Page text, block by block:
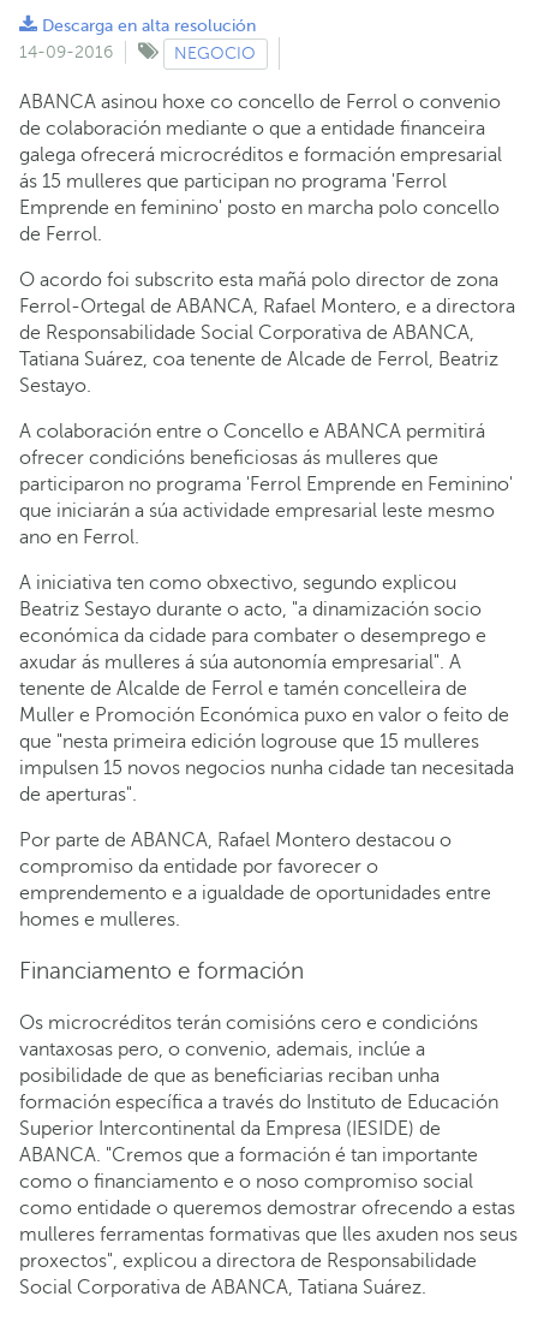
Descarga en alta resolución
14-09-2016
NEGOCIO
ABANCA asinou hoxe co concello de Ferrol o convenio
de colaboración mediante o que a entidade financeira
galega ofrecerá microcréditos e formación empresarial
ás 15 mulleres que participan no programa 'Ferrol
Emprende en feminino' posto en marcha polo concello
de Ferrol.
O acordo foi subscrito esta mañá polo director de zona
Ferrol-Ortegal de ABANCA, Rafael Montero, e a directora
de Responsabilidade Social Corporativa de ABANCA,
Tatiana Suárez, coa tenente de Alcade de Ferrol, Beatriz
Sestayo.
A colaboración entre o Concello e ABANCA permitirá
ofrecer condicións beneficiosas ás mulleres que
participaron no programa 'Ferrol Emprende en Feminino'
que iniciarán a súa actividade empresarial leste mesmo
ano en Ferrol.
A iniciativa ten como obxectivo, segundo explicou
Beatriz Sestayo durante o acto, "a dinamización socio
económica da cidade para combater o desemprego e
axudar ás mulleres á súa autonomía empresarial". A
tenente de Alcalde de Ferrol e tamén concelleira de
Muller e Promoción Económica puxo en valor o feito de
que "nesta primeira edición logrouse que 15 mulleres
impulsen 15 novos negocios nunha cidade tan necesitada
de aperturas".
Por parte de ABANCA, Rafael Montero destacou o
compromiso da entidade por favorecer o
emprendemento e a igualdade de oportunidades entre
homes e mulleres.
Financiamento e formación
Os microcréditos terán comisións cero e condicións
vantaxosas pero, o convenio, ademais, inclúe a
posibilidade de que as beneficiarias reciban unha
formación específica a través do Instituto de Educación
Superior Intercontinental da Empresa (IESIDE) de
ABANCA. "Cremos que a formación é tan importante
como o financiamento e o noso compromiso social
como entidade o queremos demostrar ofrecendo a estas
mulleres ferramentas formativas que lles axuden nos seus
proxectos", explicou a directora de Responsabilidade
Social Corporativa de ABANCA, Tatiana Suárez.